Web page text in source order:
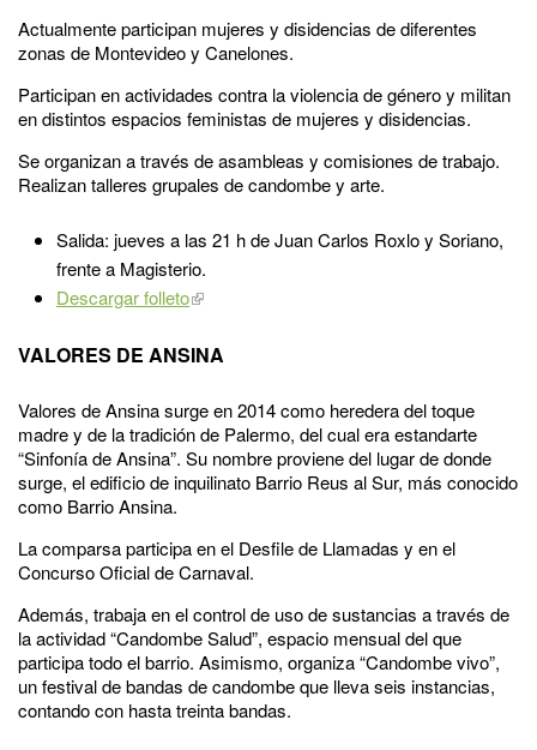
Actualmente participan mujeres y disidencias de diferentes
zonas de Montevideo y Canelones.
Participan en actividades contra la violencia de género y militan
en distintos espacios feministas de mujeres y disidencias.
Se organizan a través de asambleas y comisiones de trabajo.
Realizan talleres grupales de candombe y arte.
Salida: jueves a las 21 h de Juan Carlos Roxlo y Soriano,
frente a Magisterio.
Descargar folleto
VALORES DE ANSINA
Valores de Ansina surge en 2014 como heredera del toque
madre y de la tradición de Palermo, del cual era estandarte
“Sinfonía de Ansina”. Su nombre proviene del lugar de donde
surge, el edificio de inquilinato Barrio Reus al Sur, más conocido
como Barrio Ansina.
La comparsa participa en el Desfile de Llamadas y en el
Concurso Oficial de Carnaval.
Además, trabaja en el control de uso de sustancias a través de
la actividad “Candombe Salud”, espacio mensual del que
participa todo el barrio. Asimismo, organiza “Candombe vivo”,
un festival de bandas de candombe que lleva seis instancias,
contando con hasta treinta bandas.